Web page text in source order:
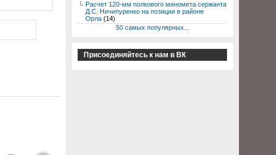
Расчет 120-мм полкового миномета сержанта
Д.С. Ничипуренко на позиции в районе
Орла (14)
50 самых популярных...
Присоединяйтесь к нам в ВК